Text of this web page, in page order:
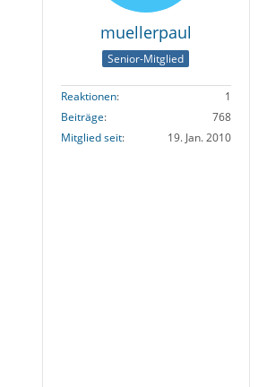
muellerpaul
Senior-Mitglied
Reaktionen
1
Beiträge
768
Mitglied seit
19. Jan. 2010